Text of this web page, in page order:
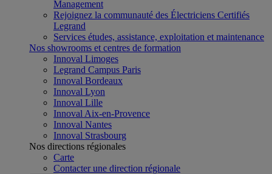
Management
Rejoignez la communauté des Électriciens Certifiés
Legrand
Services études, assistance, exploitation et maintenance
Nos showrooms et centres de formation
Innoval Limoges
Legrand Campus Paris
Innoval Bordeaux
Innoval Lyon
Innoval Lille
Innoval Aix-en-Provence
Innoval Nantes
Innoval Strasbourg
Nos directions régionales
Carte
Contacter une direction régionale